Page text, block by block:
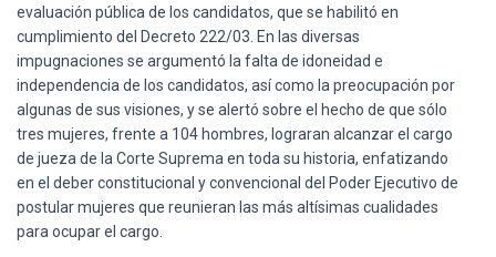
evaluación pública de los candidatos, que se habilitó en
cumplimiento del Decreto 222/03. En las diversas
impugnaciones se argumentó la falta de idoneidad e
independencia de los candidatos, así como la preocupación por
algunas de sus visiones, y se alertó sobre el hecho de que sólo
tres mujeres, frente a 104 hombres, lograran alcanzar el cargo
de jueza de la Corte Suprema en toda su historia, enfatizando
en el deber constitucional y convencional del Poder Ejecutivo de
postular mujeres que reunieran las más altísimas cualidades
para ocupar el cargo.